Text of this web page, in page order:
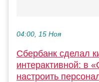
04:00, 15 Ноя
Сбербанк сделал
интерактивной: в
настроить